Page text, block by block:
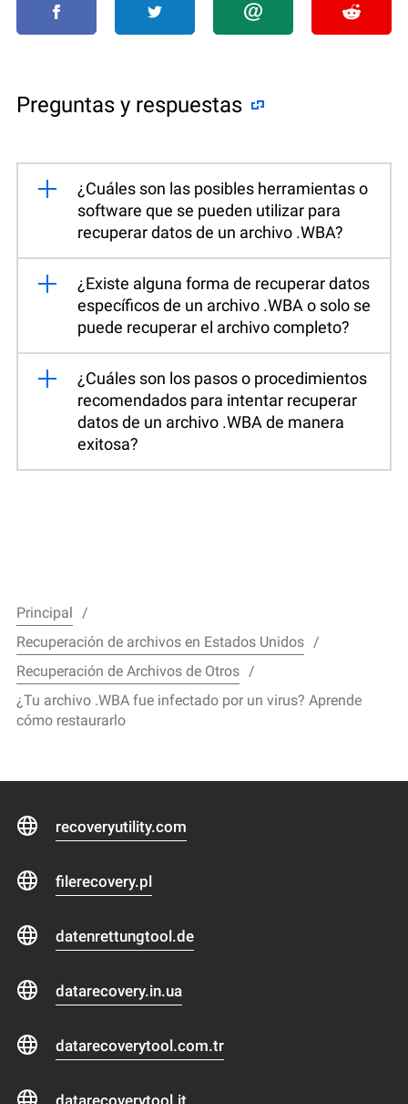
Preguntas y respuestas
¿Cuáles son las posibles herramientas o
software que se pueden utilizar para
recuperar datos de un archivo .WBA?
¿Existe alguna forma de recuperar datos
específicos de un archivo .WBA o solo se
puede recuperar el archivo completo?
¿Cuáles son los pasos o procedimientos
recomendados para intentar recuperar
datos de un archivo .WBA de manera
exitosa?
Principal
Recuperación de archivos en Estados Unidos
Recuperación de Archivos de Otros
¿Tu archivo .WBA fue infectado por un virus? Aprende
cómo restaurarlo
recoveryutility.com
filerecovery.pl
datenrettungtool.de
datarecovery.in.ua
datarecoverytool.com.tr
datarecoverytool.it